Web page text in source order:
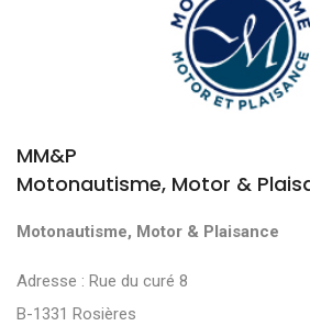
MM&P
Motonautisme, Motor &
Motonautisme, Motor & Plaisance
Adresse : Rue du curé 8
B-1331 Rosières